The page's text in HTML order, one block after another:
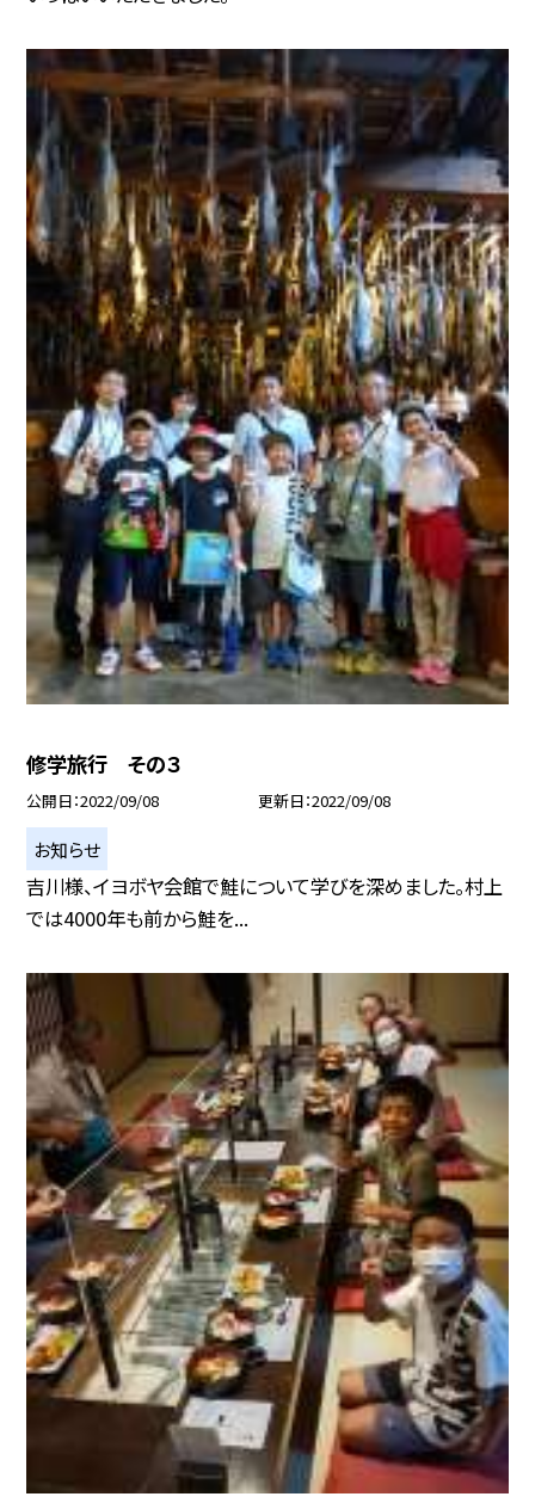
修学旅行 その３
公開日 2022/09/08 更新日 2022/09/08
お知らせ
吉川様、イヨボヤ会館で鮭について学びを深めました。村上
では4000年も前から鮭を...